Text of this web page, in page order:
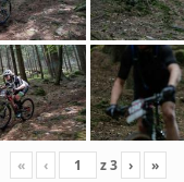
« ‹ z3 › »